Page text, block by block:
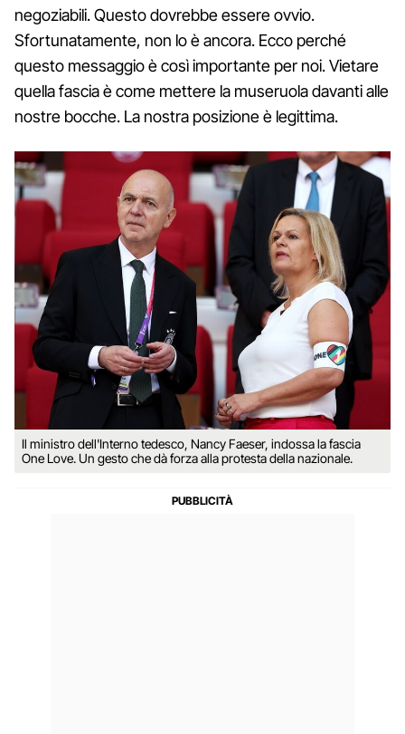
negoziabili. Questo dovrebbe essere ovvio.
Sfortunatamente, non lo è ancora. Ecco perché
questo messaggio è così importante per noi. Vietare
quella fascia è come mettere la museruola davanti alle
nostre bocche. La nostra posizione è legittima.
Il ministro dell'Interno tedesco, Nancy Faeser, indossa la fascia
One Love. Un gesto che dà forza alla protesta della nazionale.